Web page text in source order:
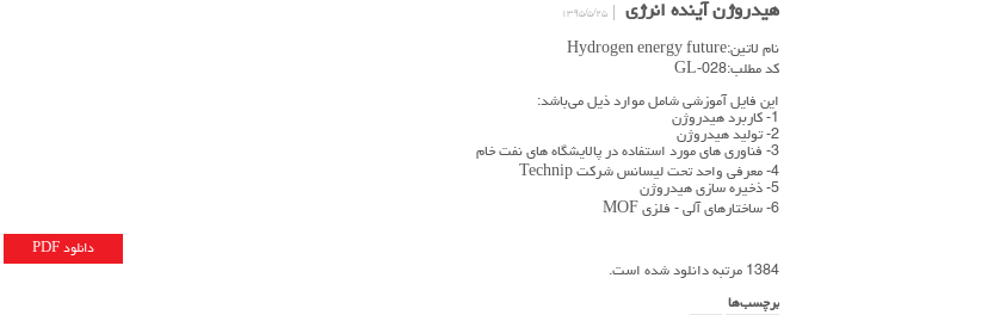
هیدروژن آینده انرژی ۱۳۹۵/۵/۲۵
نام لاتین:Hydrogen energy future
کد مطلب:GL-028
این فایل آموزشی شامل موارد ذیل می‌باشد:
1- کاربرد هیدروژن
2- تولید هیدروژن
3- فناوری های مورد استفاده در پالایشگاه های نفت خام
4- معرفی واحد تحت لیسانس شرکت Technip
5- ذخیره سازی هیدروژن
6- ساختارهای آلی - فلزی MOF
دانلود PDF
1384 مرتبه دانلود شده است.
برچسب‌ها